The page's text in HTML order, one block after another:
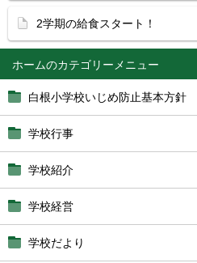
ホーム
白根小学校いじめ防止基本方針
学校行事
学校紹介
学校経営
学校だより
2学期の給食スタート！